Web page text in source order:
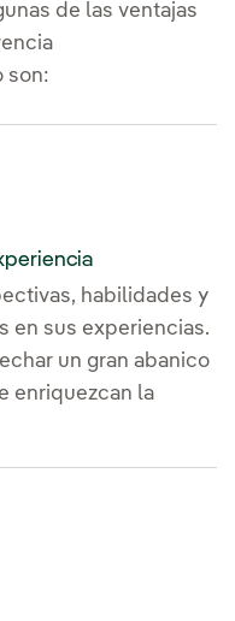
de las ventajas
son:
habilidades y
en sus experiencias.
un gran abanico
enriquezcan la